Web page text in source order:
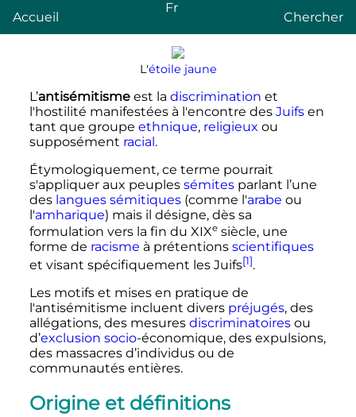
Accueil
Fr
Chercher
L'étoile jaune
L’antisémitismeest la discrimination et
l'hostilité manifestées à l'encontre des Juifsen
tant que groupe ethnique, religieux ou
supposément racial.
Étymologiquement, ce terme pourrait
s'appliquer aux peuples sémitesparlant l’une
des langues sémitiques(comme l'arabe ou
l'amharique) mais il désigne, dès sa
formulation vers la fin du XIXe siècle, une
forme de racisme à prétentions scientifiques
et visant spécifiquement les Juifs[1].
Les motifs et mises en pratique de
l'antisémitisme incluent divers préjugés, des
allégations, des mesures discriminatoiresou
d’exclusion socio-économique, des expulsions,
des massacres d’individus ou de
communautés entières.
Origine et définitions